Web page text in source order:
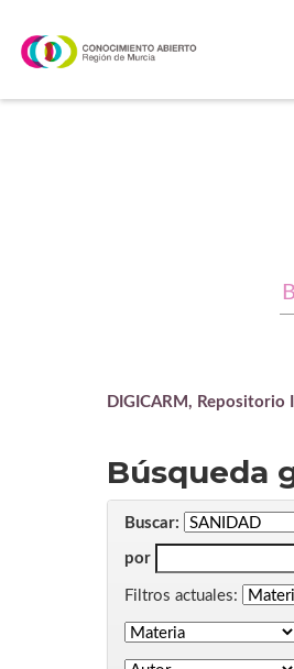
navigation
DIGICARM, Repositorio
Búsqueda
Buscar:
por
Filtros actuales: